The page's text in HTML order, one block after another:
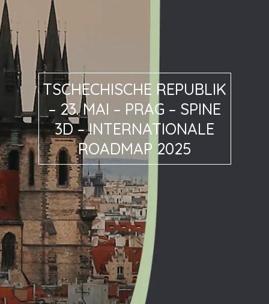
TSCHECHISCHE REPUBLIK
– 23. MAI – PRAG – SPINE
3D – INTERNATIONALE
ROADMAP 2025